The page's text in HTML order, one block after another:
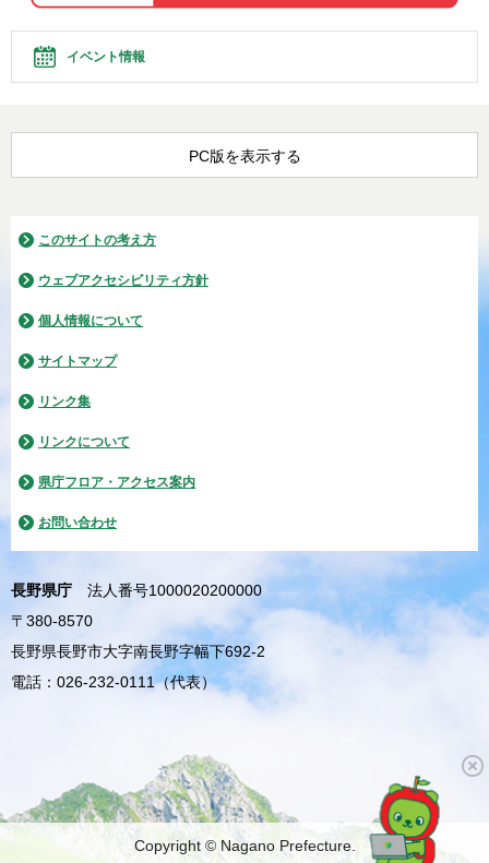
イベント情報
PC版を表示する
このサイトの考え方
ウェブアクセシビリティ方針
個人情報について
サイトマップ
リンク集
リンクについて
県庁フロア・アクセス案内
お問い合わせ
長野県庁
法人番号1000020200000
〒380-8570
長野県長野市大字南長野字幅下692-2
電話：026-232-0111（代表）
Copyright © Nagano Prefecture.